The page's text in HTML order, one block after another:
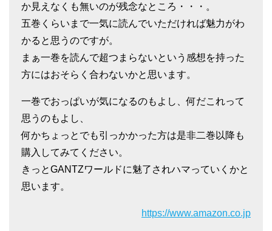
か見えなくも無いのが残念なところ・・・。
五巻くらいまで一気に読んでいただければ魅力がわ
かると思うのですが。
まぁ一巻を読んで超つまらないという感想を持った
方にはおそらく合わないかと思います。
一巻でおっぱいが気になるのもよし、何だこれって
思うのもよし、
何かちょっとでも引っかかった方は是非二巻以降も
購入してみてください。
きっとGANTZワールドに魅了されハマっていくかと
思います。
https://www.amazon.co.jp